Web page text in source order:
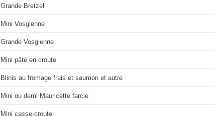
Grande Bretzel
Mini Vosgienne
Grande Vosgienne
Mini pâté en croute
Blinis au fromage frais et saumon et autre
Mini ou demi Mauricette farcie
Mini casse-croute